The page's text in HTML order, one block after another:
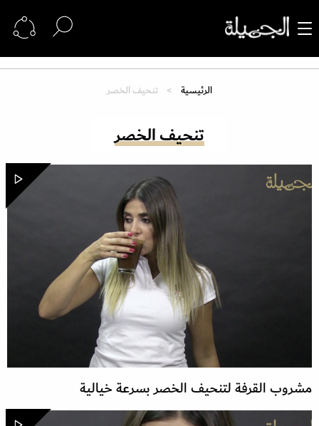
الرئيسية تنحيف الخصر
تنحيف الخصر
مشروب القرفة لتنحيف الخصر بسرعة خيالية